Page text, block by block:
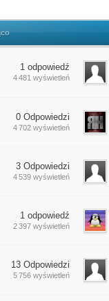
1 odpowiedź
4 481 wyświetleń
0 Odpowiedzi
4 702 wyświetleń
3 Odpowiedzi
4 539 wyświetleń
1 odpowiedź
2 397 wyświetleń
13 Odpowiedzi
5 756 wyświetleń